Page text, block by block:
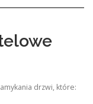
drzwi, które: